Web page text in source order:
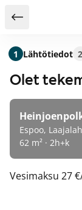
Takaisin
Olet
Espoo,
62 m² · 2h+k
Vesimaksu 27
1 Lähtötiedot 2